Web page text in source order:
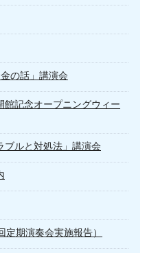
の話」講演会
館記念オープニングウィー
ブルと対処法」講演会
期演奏会実施報告）